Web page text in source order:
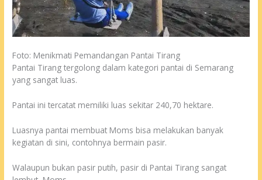
Foto: Menikmati Pemandangan Pantai Tirang
Pantai Tirang tergolong dalam kategori pantai di Semarang
yang sangat luas.
Pantai ini tercatat memiliki luas sekitar 240,70 hektare.
Luasnya pantai membuat Moms bisa melakukan banyak
kegiatan di sini, contohnya bermain pasir.
Walaupun bukan pasir putih, pasir di Pantai Tirang sangat